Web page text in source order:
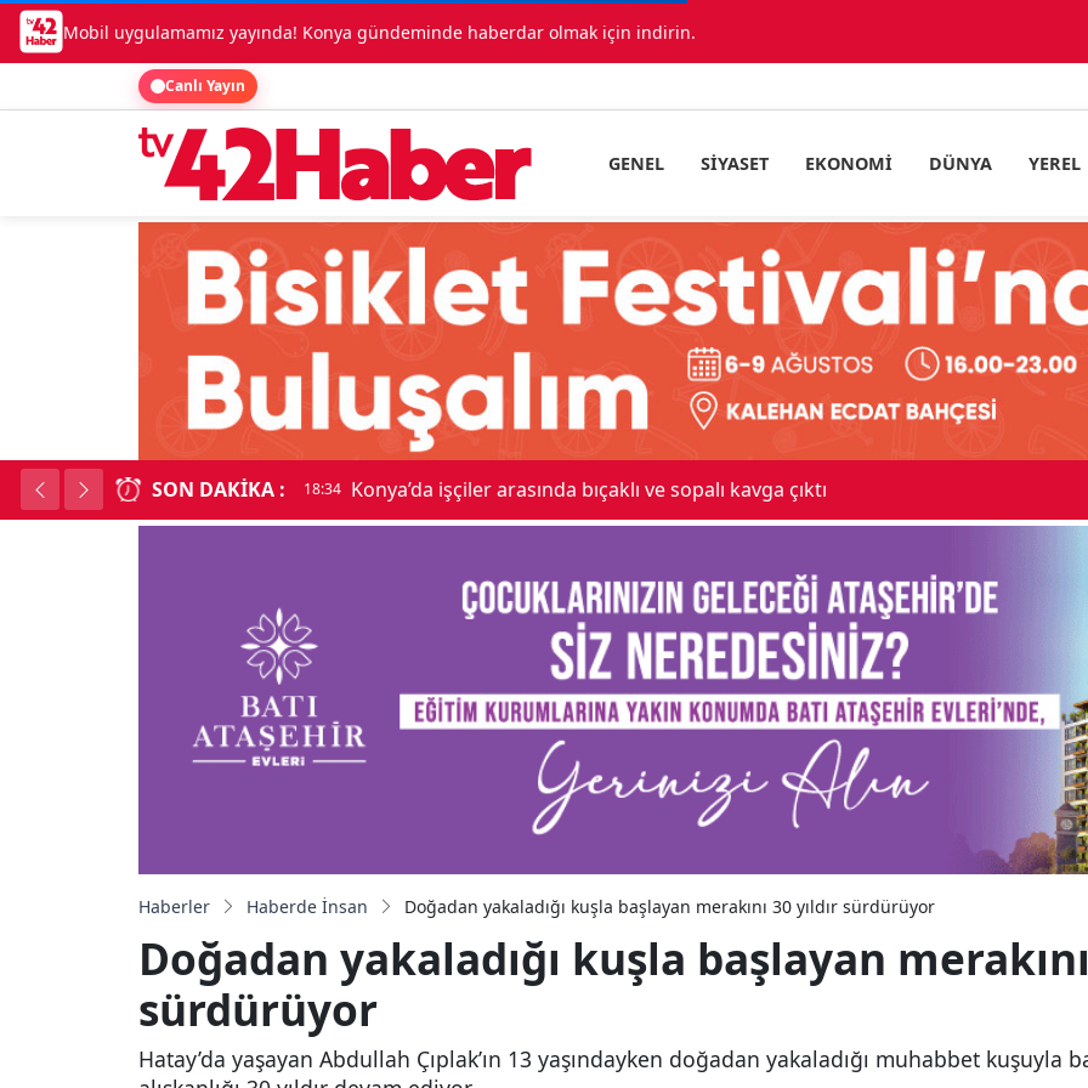
Mobil uygulamamız yayında! Konya gündeminde haberdar olmak için indirin.
Canlı Yayın
GENEL SIYASET EKONOMI DÜNYA YEREL
SON DAKIKA : 18:34 Lüks otomobille kar maskeli milyonluk soygun
Haberler Haberde İnsan Doğadan yakaladığı kuşla başlayan merakını 30 yıldır sürdürüyor
Doğadan yakaladığı kuşla başlayan
sürdürüyor
Hatay’da yaşayan Abdullah Çıplak’ın 13 yaşındayken doğadan yakaladığı muhabbet kuşuyla